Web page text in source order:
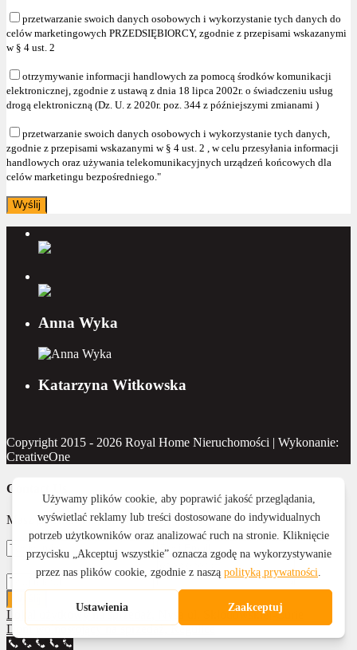
przetwarzanie swoich danych osobowych i wykorzystanie tych danych do
celów marketingowych PRZEDSIĘBIORCY, zgodnie z przepisami wskazanymi
w § 4 ust. 2
otrzymywanie informacji handlowych za pomocą środków komunikacji
elektronicznej, zgodnie z ustawą z dnia 18 lipca 2002r. o świadczeniu usług
drogą elektroniczną (Dz. U. z 2020r. poz. 344 z późniejszymi zmianami )
przetwarzanie swoich danych osobowych i wykorzystanie tych danych,
zgodnie z przepisami wskazanymi w § 4 ust. 2 , w celu przesyłania informacji
handlowych oraz używania telekomunikacyjnych urządzeń końcowych dla
celów marketingu bezpośredniego."
Anna Wyka
Katarzyna Witkowska
Copyright 2015 - 2026 Royal Home Nieruchomości | Wykonanie:
CreativeOne
Contact Us
Masz pytanie? Napisz do nas
Lokal użytkowy na sprzedaż, Nysa ul. Skłodowskiej-Curie
Dom wolnostojący na sprzedaż, Regulice
77 433 81 53